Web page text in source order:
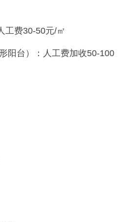
工费30-50元/㎡
阳台）：人工费加收50-100